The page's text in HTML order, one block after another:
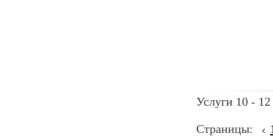
Услуги 10 - 12
Страницы: